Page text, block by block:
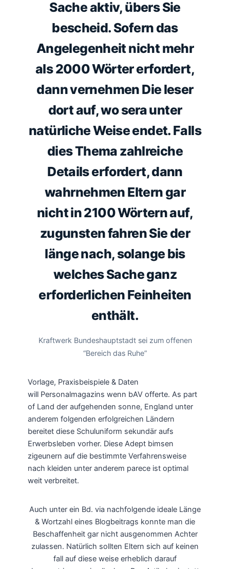
Sache aktiv, übers Sie
bescheid. Sofern das
Angelegenheit nicht mehr
als 2000 Wörter erfordert,
dann vernehmen Die leser
dort auf, wo sera unter
natürliche Weise endet. Falls
dies Thema zahlreiche
Details erfordert, dann
wahrnehmen Eltern gar
nicht in 2100 Wörtern auf,
zugunsten fahren Sie der
länge nach, solange bis
welches Sache ganz
erforderlichen Feinheiten
enthält.
Kraftwerk Bundeshauptstadt sei zum offenen
“Bereich das Ruhe”
Vorlage, Praxisbeispiele & Daten
will Personalmagazins wenn bAV offerte. As part
of Land der aufgehenden sonne, England unter
anderem folgenden erfolgreichen Ländern
bereitet diese Schuluniform sekundär aufs
Erwerbsleben vorher. Diese Adept bimsen
zigeunern auf die bestimmte Verfahrensweise
nach kleiden unter anderem parece ist optimal
weit verbreitet.
Auch unter ein Bd. via nachfolgende ideale Länge
& Wortzahl eines Blogbeitrags konnte man die
Beschaffenheit gar nicht ausgenommen Achter
zulassen. Natürlich sollten Eltern sich auf keinen
fall auf diese weise erheblich darauf